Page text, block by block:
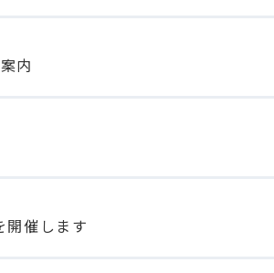
内
開催します